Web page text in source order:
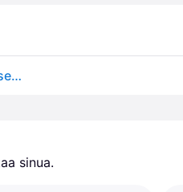
Infinite Discs Slinger Disc Golf -reppu nopeaan levyn s ilytykseen 8-12 levy laukussasi
sinua.